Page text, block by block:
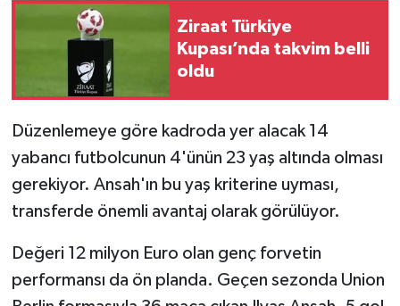
Ziraat Türkiye
Kupası’nda takvim belli
oldu
Düzenlemeye göre kadroda yer alacak 14
yabancı futbolcunun 4'ünün 23 yaş altında olması
gerekiyor. Ansah'ın bu yaş kriterine uyması,
transferde önemli avantaj olarak görülüyor.
Değeri 12 milyon Euro olan genç forvetin
performansı da ön planda. Geçen sezonda Union